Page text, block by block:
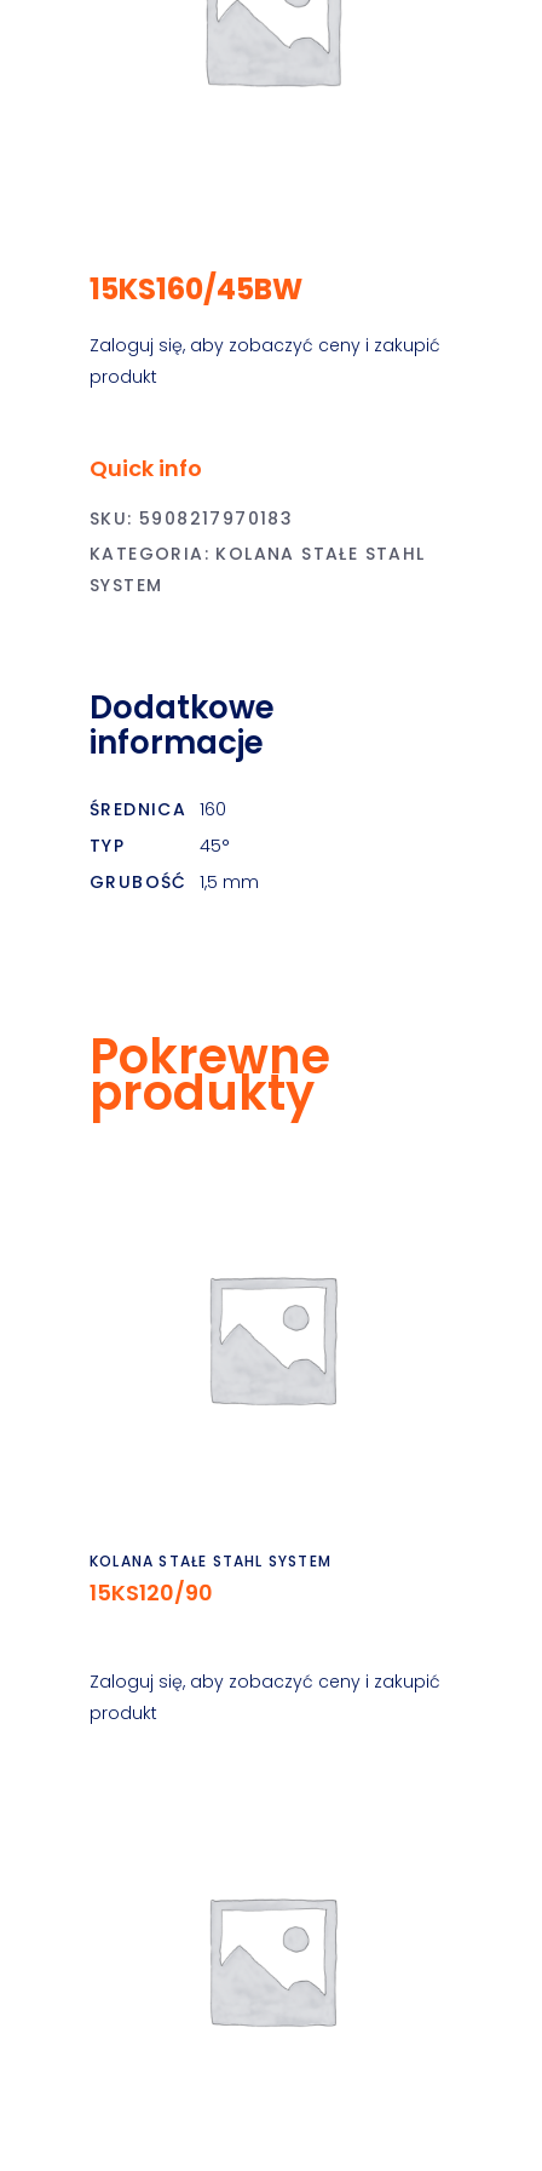
15KS160/45BW
Zaloguj się, aby zobaczyć ceny i zakupić
produkt
Quick info
SKU: 5908217970183
KATEGORIA: KOLANA STAŁE STAHL
SYSTEM
Dodatkowe
informacje
ŚREDNICA 160
TYP
45°
GRUBOŚĆ
1,5 mm
Pokrewne
produkty
Czytaj dalej
KOLANA STAŁE STAHL SYSTEM
15KS120/90
Zaloguj się, aby zobaczyć ceny i zakupić
produkt